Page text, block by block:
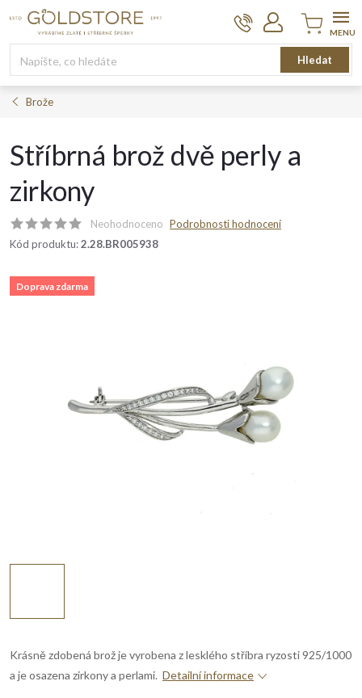
Hledat
Nákupní
košík
Brože
Stříbrná brož dvě perly a
zirkony
Neohodnoceno Podrobnosti hodnocení
Kód produktu:2.28.BR005938
Doprava zdarma
Krásně zdobená brož je vyrobena z lesklého stříbra ryzosti 925/1000
a je osazena zirkony a perlami. Detailní informace